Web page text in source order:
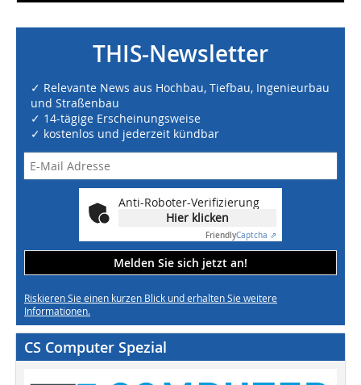
THIS-Newsletter
✓ Relevante News aus Hochbau, Tiefbau, Ingenieurbau
und Straßenbau
✓ 14-tägige Erscheinungsweise
✓ kostenlos und jederzeit kündbar
Anti-Roboter-Verifizierung
Hier klicken
FriendlyCaptcha ⇗
Melden Sie sich jetzt an!
Riskieren Sie einen kurzen Blick und erhalten Sie weitere
Informationen.
CS Computer Spezial